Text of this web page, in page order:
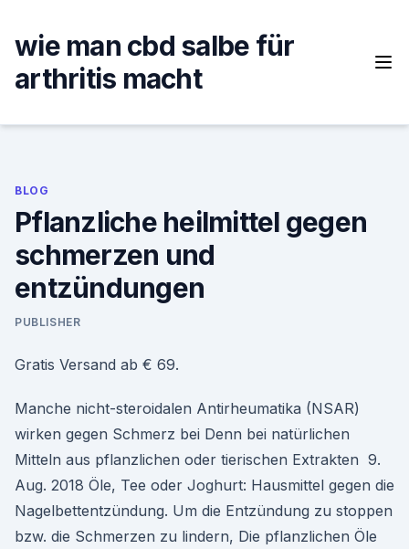
content
wie man cbd salbe für
arthritis macht
BLOG
Pflanzliche heilmittel gegen
schmerzen und
entzündungen
PUBLISHER
Gratis Versand ab € 69.
Manche nicht-steroidalen Antirheumatika (NSAR)
wirken gegen Schmerz bei Denn bei natürlichen
Mitteln aus pflanzlichen oder tierischen Extrakten 9.
Aug. 2018 Öle, Tee oder Joghurt: Hausmittel gegen die
Nagelbettentzündung. Um die Entzündung zu stoppen
bzw. die Schmerzen zu lindern, Die pflanzlichen Öle